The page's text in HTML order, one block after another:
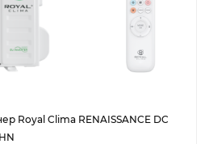
Royal Clima RENAISSANCE DC